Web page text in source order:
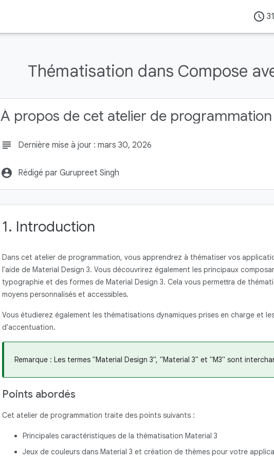
access_time
Thématisation dans Compose
À propos de cet atelier de programmation
subject Dernière mise à jour : mars 30, 2026
account_circle Rédigé par Gurupreet Singh
1. Introduction
Dans cet atelier de programmation, vous apprendrez à thématiser vos
l'aide de Material Design 3. Vous découvrirez également les principaux
typographie et des formes de Material Design 3. Cela vous permettra de
moyens personnalisés et accessibles.
Vous étudierez également les thématisations dynamiques prises en charge et
d'accentuation.
Remarque : Les termes "Material Design 3", "Material 3" et "M3" sont
Points abordés
Cet atelier de programmation traite des points suivants :
Principales caractéristiques de la thématisation Material 3
Jeux de couleurs dans Material 3 et création de thèmes pour votre